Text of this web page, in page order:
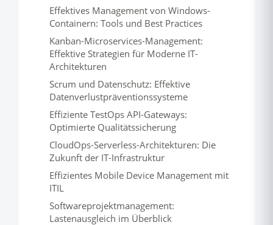
Effektives Management von Windows-
Containern: Tools und Best Practices
Kanban-Microservices-Management:
Effektive Strategien für Moderne IT-
Architekturen
Scrum und Datenschutz: Effektive
Datenverlustpräventionssysteme
Effiziente TestOps API-Gateways:
Optimierte Qualitätssicherung
CloudOps-Serverless-Architekturen: Die
Zukunft der IT-Infrastruktur
Effizientes Mobile Device Management mit
ITIL
Softwareprojektmanagement:
Lastenausgleich im Überblick